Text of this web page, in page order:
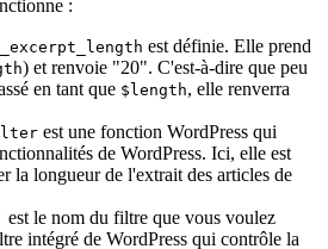
:
est définie. Elle prend
) et renvoie "20". C'est-à-dire que peu
en tant que $length, elle renverra
est une fonction WordPress qui
de WordPress. Ici, elle est
la longueur de l'extrait des articles de
est le nom du filtre que vous voulez
intégré de WordPress qui contrôle la